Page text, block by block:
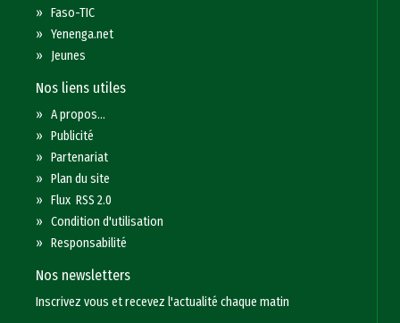
»Faso-TIC
»Yenenga.net
» Jeunes
Nos liens utiles
»A propos...
»Publicité
»Partenariat
»Plan du site
»Flux RSS 2.0
»Condition d'utilisation
»Responsabilité
Nos newsletters
Inscrivez vous et recevez l'actualité chaque matin